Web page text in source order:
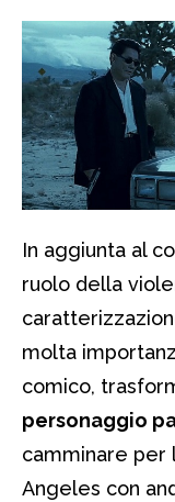
In aggiunta al
ruolo della
molta
comico,
personaggio
camminare per
Angeles con